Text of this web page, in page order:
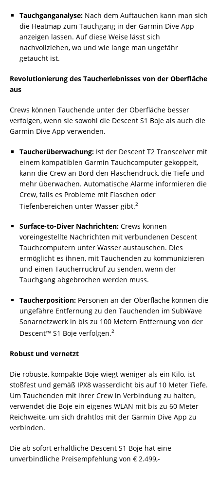
Tauchganganalyse: Nach dem Auftauchen kann man sich
die Heatmap zum Tauchgang in der Garmin Dive App
anzeigen lassen. Auf diese Weise lässt sich
nachvollziehen, wo und wie lange man ungefähr
getaucht ist.
Revolutionierung des Taucherlebnisses von der Oberfläche
aus
Crews können Tauchende unter der Oberfläche besser
verfolgen, wenn sie sowohl die Descent S1 Boje als auch die
Garmin Dive App verwenden.
Taucherüberwachung: Ist der Descent T2 Transceiver mit
einem kompatiblen Garmin Tauchcomputer gekoppelt,
kann die Crew an Bord den Flaschendruck, die Tiefe und
mehr überwachen. Automatische Alarme informieren die
Crew, falls es Probleme mit Flaschen oder
Tiefenbereichen unter Wasser gibt.2
Surface-to-Diver Nachrichten: Crews können
voreingestellte Nachrichten mit verbundenen Descent
Tauchcomputern unter Wasser austauschen. Dies
ermöglicht es ihnen, mit Tauchenden zu kommunizieren
und einen Taucherrückruf zu senden, wenn der
Tauchgang abgebrochen werden muss.
Taucherposition: Personen an der Oberfläche können die
ungefähre Entfernung zu den Tauchenden im SubWave
Sonarnetzwerk in bis zu 100 Metern Entfernung von der
Descent™ S1 Boje verfolgen.2
Robust und vernetzt
Die robuste, kompakte Boje wiegt weniger als ein Kilo, ist
stoßfest und gemäß IPX8 wasserdicht bis auf 10 Meter Tiefe.
Um Tauchenden mit ihrer Crew in Verbindung zu halten,
verwendet die Boje ein eigenes WLAN mit bis zu 60 Meter
Reichweite, um sich drahtlos mit der Garmin Dive App zu
verbinden.
Die ab sofort erhältliche Descent S1 Boje hat eine
unverbindliche Preisempfehlung von € 2.499,-